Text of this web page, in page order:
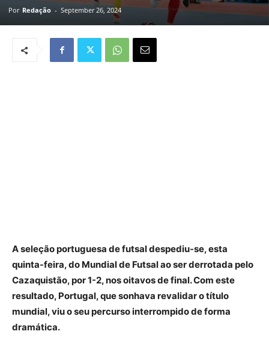
Por Redação - September 26, 2024
A seleção portuguesa de futsal despediu-se, esta
quinta-feira, do Mundial de Futsal ao ser derrotada pelo
Cazaquistão, por 1-2, nos oitavos de final. Com este
resultado, Portugal, que sonhava revalidar o título
mundial, viu o seu percurso interrompido de forma
dramática.